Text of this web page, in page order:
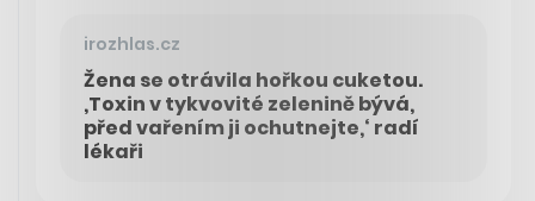
irozhlas.cz
Žena se otrávila hořkou cuketou.
‚Toxin v tykvovité zelenině bývá,
před vařením ji ochutnejte,‘ radí
lékaři